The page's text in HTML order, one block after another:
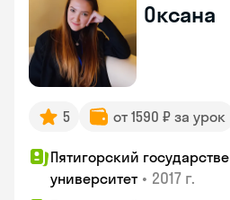
Оксана
5 от 1590 ₽ за урок
Пятигорский
университет • 2017 г.